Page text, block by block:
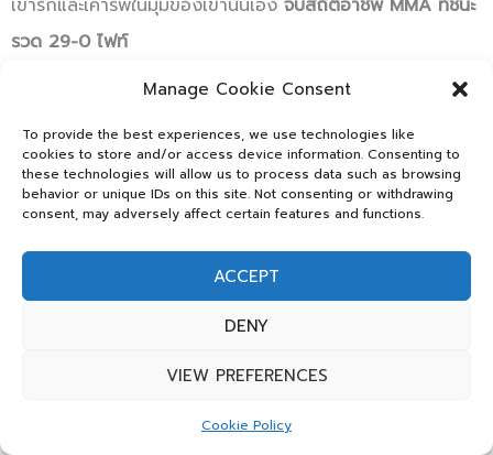
Manage Cookie Consent
To provide the best experiences, we use technologies like
cookies to store and/or access device information. Consenting to
these technologies will allow us to process data such as browsing
behavior or unique IDs on this site. Not consenting or withdrawing
consent, may adversely affect certain features and functions.
ACCEPT
DENY
VIEW PREFERENCES
Cookie Policy
รวด 29-0 ไฟท์
อีกรอบค่าตัวเขาอยู่ที่100 ล้านเหรียญ หรือราว 3,000 ล้าน
บาทเทียบเท่ากับที่ Conor McGregor ได้รับจากการต่อยมวย
สากลกับ Floyd Mayweather เราก็ต้องมาติดตามกันต่อไปว่า
เฮีย Dana White มีปัญญาจ่ายค่าตัวสูงลิ่วนี้ให้กับพญาอินทรี
ได้หรือไม่